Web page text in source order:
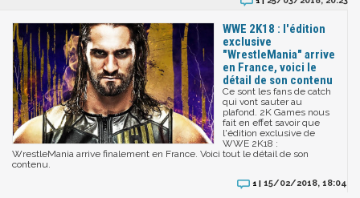
WWE 2K18 : l'édition
exclusive
"WrestleMania" arrive
en France, voici le
détail de son contenu
Ce sont les fans de catch
qui vont sauter au
plafond. 2K Games nous
fait en effet savoir que
l'édition exclusive de
WWE 2K18 :
WrestleMania arrive finalement en France. Voici tout le détail de son
contenu.
1 | 15/02/2018, 18:04